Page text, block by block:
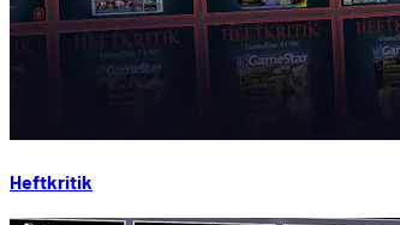
Heftkritik